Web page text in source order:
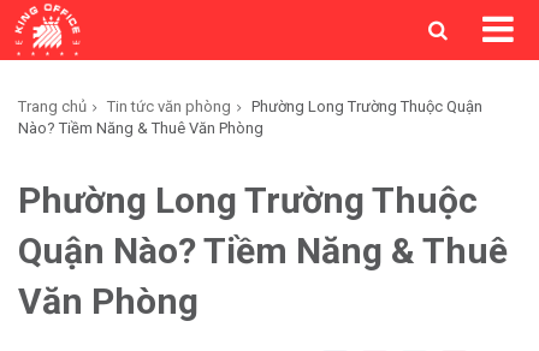
Trang chủ Tin tức văn phòng
Phường Long Trường Thuộc Quận
Nào? Tiềm Năng & Thuê Văn Phòng
Phường Long Trường Thuộc
Quận Nào? Tiềm Năng & Thuê
Văn Phòng